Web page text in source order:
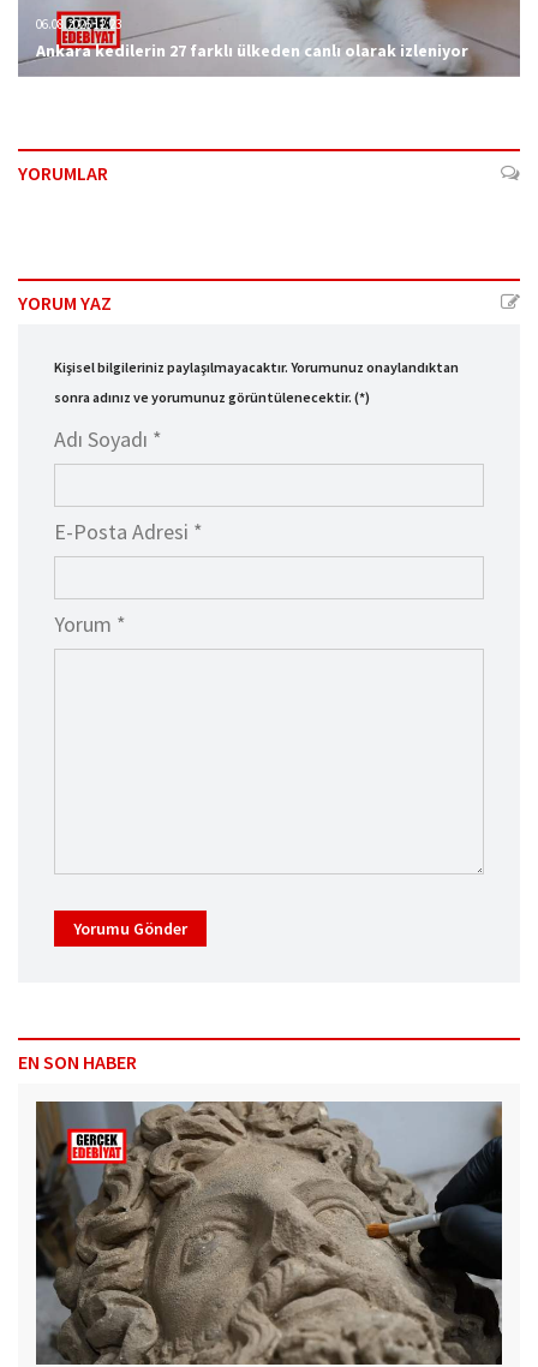
06.08.2026 12:23
Ankara kedilerin 27 farklı ülkeden canlı olarak izleniyor
YORUMLAR
YORUM YAZ
Kişisel bilgileriniz paylaşılmayacaktır. Yorumunuz onaylandıktan
sonra adınız ve yorumunuz görüntülenecektir. (*)
Adı Soyadı *
E-Posta Adresi *
Yorum *
Yorumu Gönder
EN SON HABER